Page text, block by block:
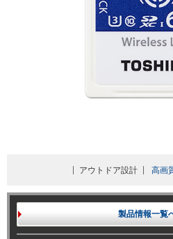
アウトドア設計 高画
製品情報一覧